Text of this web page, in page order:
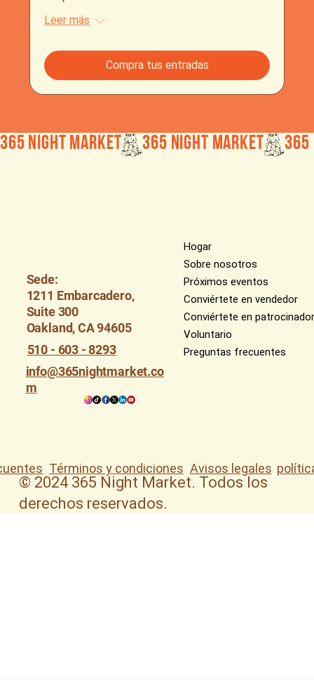
Leer más
Compra tus entradas
365 Night Market
Sede:
1211 Embarcadero,
Suite 300
Oakland, CA 94605
510 - 603 - 8293
info@365nightmarket.co
m
Hogar
Sobre nosotros
Próximos eventos
Conviértete en vendedor
Conviértete en patrocinador
Voluntario
Preguntas frecuentes
Términos y condiciones Avisos legales
© 2024 365 Night Market. Todos los
derechos reservados.